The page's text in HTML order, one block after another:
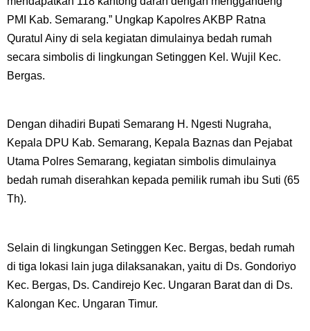
PMI Kab. Semarang.” Ungkap Kapolres AKBP Ratna
Quratul Ainy di sela kegiatan dimulainya bedah rumah
secara simbolis di lingkungan Setinggen Kel. Wujil Kec.
Bergas.
Dengan dihadiri Bupati Semarang H. Ngesti Nugraha,
Kepala DPU Kab. Semarang, Kepala Baznas dan Pejabat
Utama Polres Semarang, kegiatan simbolis dimulainya
bedah rumah diserahkan kepada pemilik rumah ibu Suti (65
Th).
Selain di lingkungan Setinggen Kec. Bergas, bedah rumah
di tiga lokasi lain juga dilaksanakan, yaitu di Ds. Gondoriyo
Kec. Bergas, Ds. Candirejo Kec. Ungaran Barat dan di Ds.
Kalongan Kec. Ungaran Timur.